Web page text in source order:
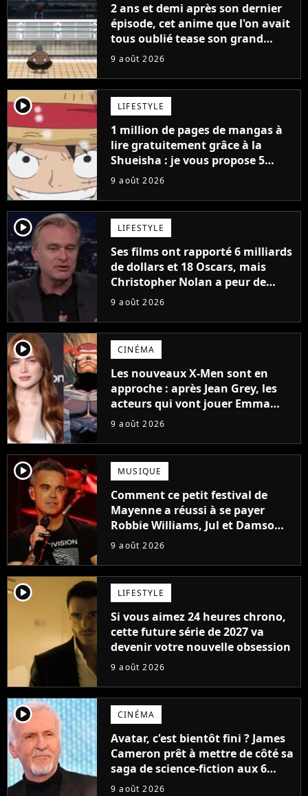
2 ans et demi après son dernier
épisode, cet anime que l'on avait
tous oublié tease son grand
retour
9 août 2026
player2 LIFESTYLE
1 million de pages de mangas à
lire gratuitement grâce à la
Shueisha : je vous propose 5
mangas jamais sortis en France
9 août 2026
player2 LIFESTYLE
Ses films ont rapporté 6 milliards
de dollars et 18 Oscars, mais
Christopher Nolan a peur de
tourner un genre de films très
9 août 2026
player2 CINÉMA
Les nouveaux X-Men sont en
approche : après Jean Grey, les
acteurs qui vont jouer Emma
Frost et Cyclope trouvés !
9 août 2026
player2 MUSIQUE
Comment ce petit festival de
Mayenne a réussi à se payer
Robbie Williams, Jul et Damso
cette année ?
9 août 2026
player2 LIFESTYLE
Si vous aimez 24 heures chrono,
cette future série de 2027 va
devenir votre nouvelle obsession
9 août 2026
player2 CINÉMA
Avatar, c'est bientôt fini ? James
Cameron prêt à mettre de côté sa
saga de science-fiction aux 6
milliards de recettes
9 août 2026